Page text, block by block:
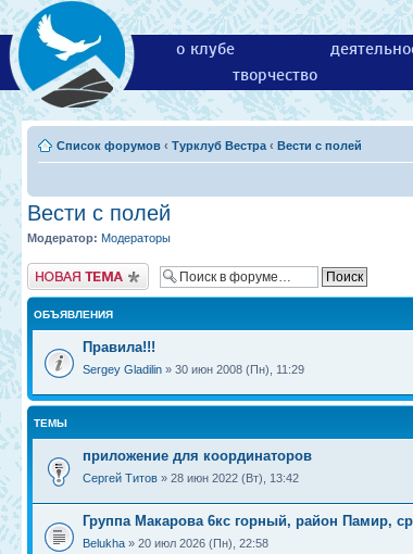
о клубе
творчество
Список форумов ‹ Турклуб Вестра ‹ Вести с полей
Вести с полей
Модератор: Модераторы
Новая тема
ОБЪЯВЛЕНИЯ
Правила!!!
Sergey Gladilin » 30 июн 2008 (Пн), 11:29
ТЕМЫ
приложение для координаторов
Сергей Титов » 28 июн 2022 (Вт), 13:42
Группа Макарова 6кс горный, район Памир,
Belukha » 20 июл 2026 (Пн), 22:58